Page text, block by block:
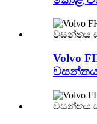
Volvo
වසන්තය